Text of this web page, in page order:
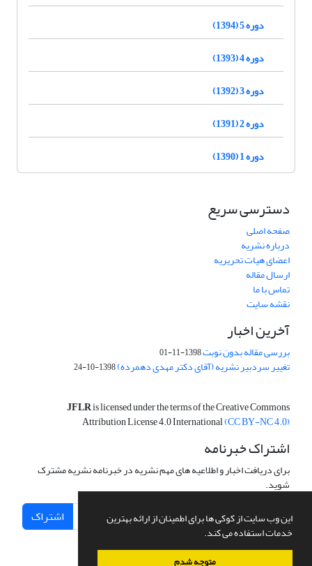
این وب سایت از کوکی ها برای اطمینان از ارائه بهترین
خدمات استفاده می کند.
متوجه شدم
دوره 5 (1394)
دوره 4 (1393)
دوره 3 (1392)
دوره 2 (1391)
دوره 1 (1390)
دسترسی سریع
صفحه اصلی
درباره نشریه
اعضای هیات تحریریه
ارسال مقاله
تماس با ما
نقشه سایت
آخرین اخبار
بررسی مقاله بدون نوبت1398-11-01
تغییر سردبیر نشریه (آقای دکتر مهدی دهمرده)1398-10-24
JFLRis licensed under the terms of the Creative Commons
Attribution License 4.0 International(CC BY-NC 4.0)
اشتراک خبرنامه
برای دریافت اخبار و اطلاعیه های مهم نشریه در خبرنامه نشریه مشترک
شوید.
اشتراک